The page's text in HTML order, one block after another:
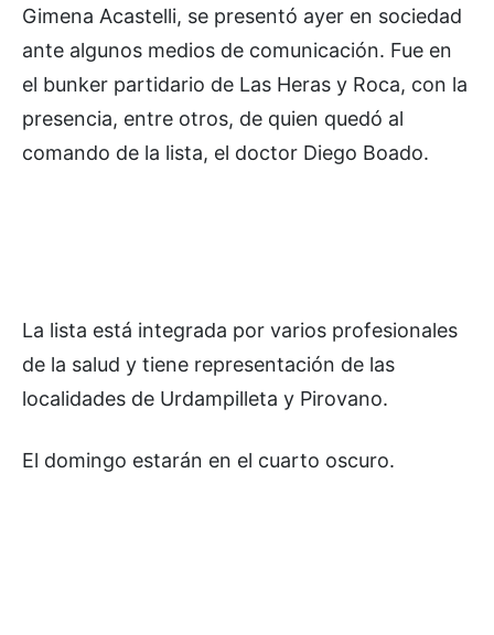
Gimena Acastelli, se presentó ayer en sociedad
ante algunos medios de comunicación. Fue en
el bunker partidario de Las Heras y Roca, con la
presencia, entre otros, de quien quedó al
comando de la lista, el doctor Diego Boado.
La lista está integrada por varios profesionales
de la salud y tiene representación de las
localidades de Urdampilleta y Pirovano.
El domingo estarán en el cuarto oscuro.